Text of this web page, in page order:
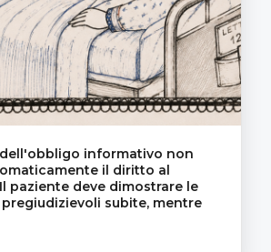
informativo non
il diritto al
paziente deve dimostrare le
subite, mentre